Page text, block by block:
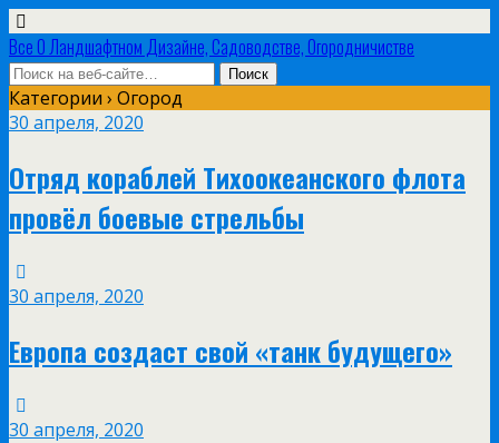
Все О Ландшафтном Дизайне, Садоводстве, Огородничистве
Категории › Огород
30 апреля, 2020
Отряд кораблей Тихоокеанского флота
провёл боевые стрельбы
30 апреля, 2020
Европа создаст свой «танк будущего»
30 апреля, 2020